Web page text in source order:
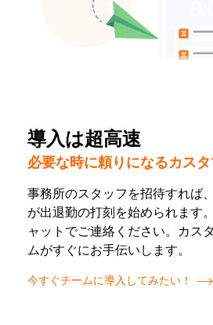
導入は超高速
必要な時に頼りになるカス
事務所のスタッフを招待すれば
が出退勤の打刻を始められます
ャットでご連絡ください。カス
ムがすぐにお手伝いします。
今すぐチームに導入してみたい！